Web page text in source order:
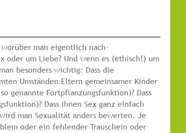
man eigentlich nach-
oder um Liebe? Und wenn es (ethisch!) um
besonders wichtig: Dass die
Umständen Eltern gemeinsamer Kinder
genannte Fortpflanzungsfunktion)? Dass
Dass ihnen Sex ganz einfach
man Sexualität anders bewerten. Je
oder ein fehlender Trauschein oder